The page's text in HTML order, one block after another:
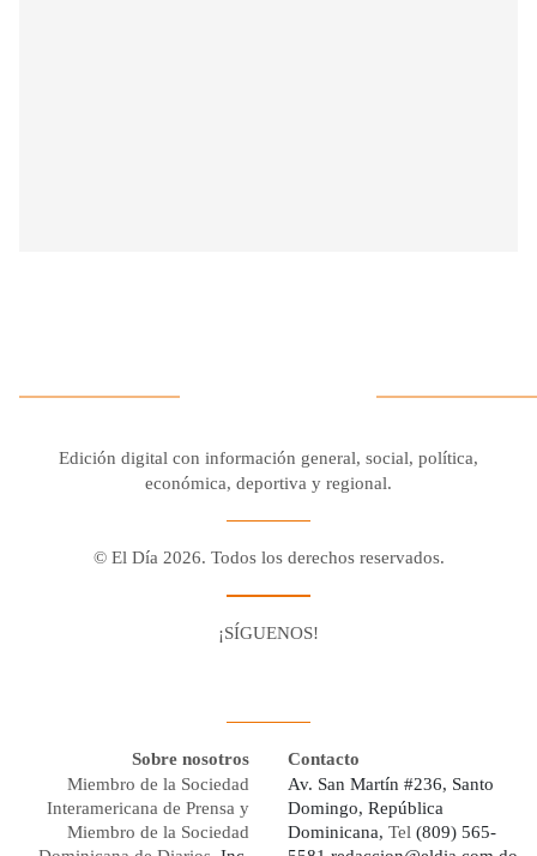
Edición digital con información general, social, política,
económica, deportiva y regional.
© El Día 2026. Todos los derechos reservados.
¡SÍGUENOS!
Sobre nosotros
Miembro de la Sociedad
Interamericana de Prensa y
Miembro de la Sociedad
Contacto
Av. San Martín #236, Santo
Domingo, República
Dominicana, Tel (809) 565-